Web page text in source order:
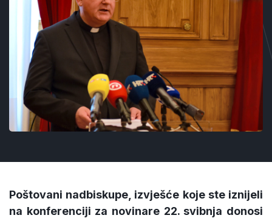
Poštovani nadbiskupe, izvješće koje ste iznijeli
na konferenciji za novinare 22. svibnja donosi